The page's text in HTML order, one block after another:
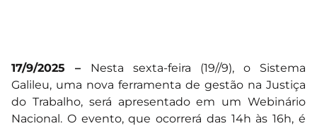
17/9/2025 – Nesta sexta-feira (19//9), o Sistema
Galileu, uma nova ferramenta de gestão na Justiça
do Trabalho, será apresentado em um Webinário
Nacional. O evento, que ocorrerá das 14h às 16h, é